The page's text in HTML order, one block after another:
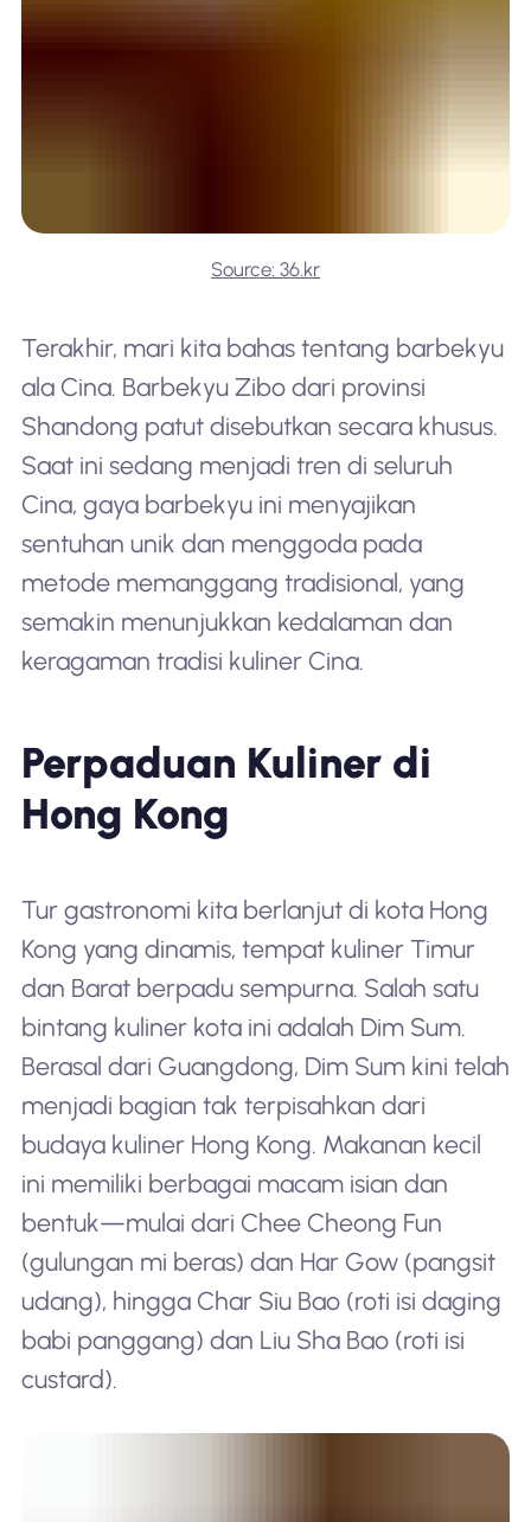
Source: 36.kr
Terakhir, mari kita bahas tentang barbekyu
ala Cina. Barbekyu Zibo dari provinsi
Shandong patut disebutkan secara khusus.
Saat ini sedang menjadi tren di seluruh
Cina, gaya barbekyu ini menyajikan
sentuhan unik dan menggoda pada
metode memanggang tradisional, yang
semakin menunjukkan kedalaman dan
keragaman tradisi kuliner Cina.
Perpaduan Kuliner di
Hong Kong
Tur gastronomi kita berlanjut di kota Hong
Kong yang dinamis, tempat kuliner Timur
dan Barat berpadu sempurna. Salah satu
bintang kuliner kota ini adalah Dim Sum.
Berasal dari Guangdong, Dim Sum kini telah
menjadi bagian tak terpisahkan dari
budaya kuliner Hong Kong. Makanan kecil
ini memiliki berbagai macam isian dan
bentuk—mulai dari Chee Cheong Fun
(gulungan mi beras) dan Har Gow (pangsit
udang), hingga Char Siu Bao (roti isi daging
babi panggang) dan Liu Sha Bao (roti isi
custard).